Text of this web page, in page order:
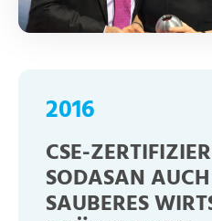
2016
CSE-
SODASAN
SAUBERES